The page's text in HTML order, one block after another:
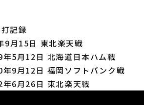
記録
月15日 東北楽天戦
5月12日 北海道日本ハム戦
9月12日 福岡ソフトバンク戦
6月26日 東北楽天戦